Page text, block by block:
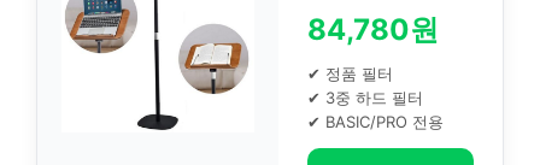
84,780원
✔ 정품 필터
✔ 3중 하드 필터
✔ BASIC/PRO 전용